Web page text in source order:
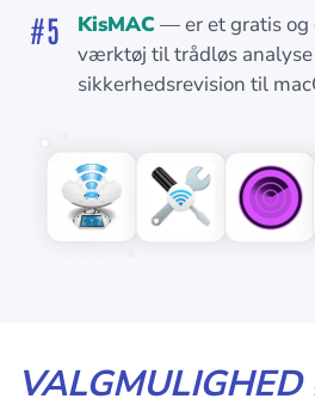
KisMAC — er et gratis og
værktøj til trådløs analyse
sikkerhedsrevision til
VALGMULIGHED